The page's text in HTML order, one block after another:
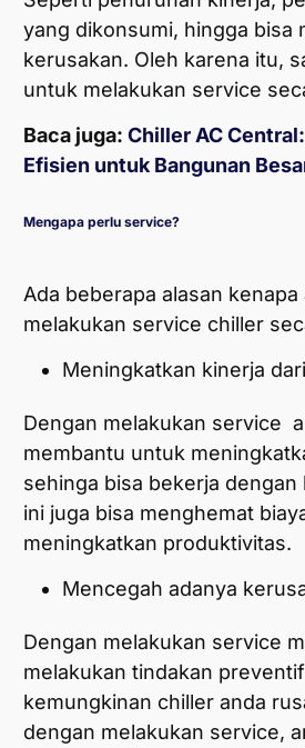
yang dikonsumi, hingga bisa
kerusakan. Oleh karena itu,
untuk melakukan service
Baca juga: Chiller AC
Efisien untuk Bangunan
Mengapa perlu service?
Ada beberapa alasan
melakukan service chiller
Meningkatkan kinerja
Dengan melakukan service
membantu untuk
sehinga bisa bekerja dengan
ini juga bisa menghemat
meningkatkan produktivitas.
Mencegah adanya
Dengan melakukan service
melakukan tindakan
kemungkinan chiller anda
dengan melakukan service,